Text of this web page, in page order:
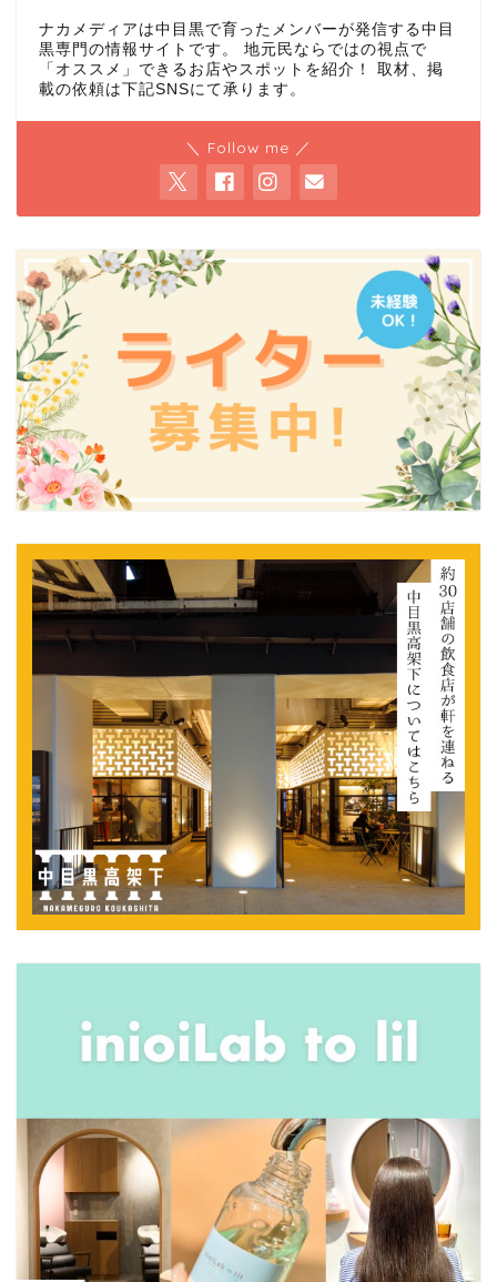
ナカメディアは中目黒で育ったメンバーが発信する中目
黒専門の情報サイトです。 地元民ならではの視点で
「オススメ」できるお店やスポットを紹介！ 取材、掲
載の依頼は下記SNSにて承ります。
＼ Follow me ／